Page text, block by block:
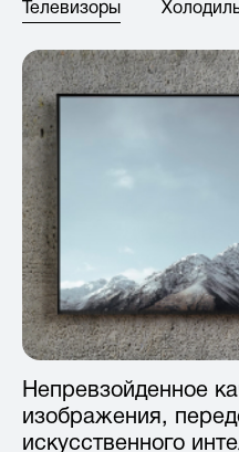
Телевизоры
Непревзойденное
изображения,
искусственного